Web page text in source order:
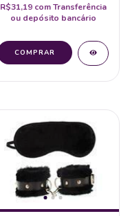
R$31,19 com Transferência
ou depósito bancário